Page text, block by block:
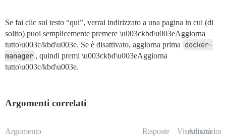
Se fai clic sul testo “qui”, verrai indirizzato a una pagina in cui (di
solito) puoi semplicemente premere \u003ckbd\u003eAggiorna
tutto\u003c/kbd\u003e. Se è disattivato, aggiorna prima docker-
manager , quindi premi \u003ckbd\u003eAggiorna
tutto\u003c/kbd\u003e.
Argomenti correlati
Argomento Risposte Visualizzazioni
Attività